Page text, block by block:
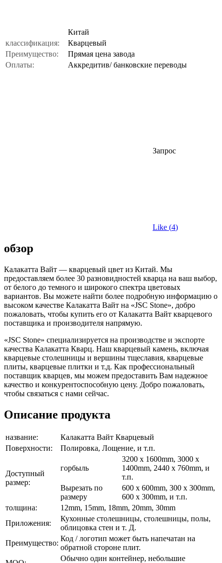
Китай
классификация:
Кварцевый
Преимущество:
Прямая цена завода
Оплаты:
Аккредитив/ банковские переводы
Запрос
Like (4)
обзор
Калакатта Вайт — кварцевый цвет из Китай. Мы
предоставляем более 30 разновидностей кварца на ваш выбор,
от белого до темного и широкого спектра цветовых
вариантов. Вы можете найти более подробную информацию о
высоком качестве Калакатта Вайт на «JSC Stone», добро
пожаловать, чтобы купить его от Калакатта Вайт кварцевого
поставщика и производителя напрямую.
«JSC Stone» специализируется на производстве и экспорте
качества Калакатта Кварц. Наш кварцевый камень, включая
кварцевые столешницы и вершины тщеславия, кварцевые
плиты, кварцевые плитки и т.д. Как профессиональный
поставщик кварцев, мы можем предоставить Вам надежное
качество и конкурентоспособную цену. Добро пожаловать,
чтобы связаться с нами сейчас.
Описание продукта
название:
Калакатта Вайт Кварцевый
Поверхности:
Полировка, Лощение, и т.п.
Доступный
размер:
горбыль
3200 x 1600mm, 3000 x
1400mm, 2440 x 760mm, и
т.п.
Вырезать по
размеру
600 x 600mm, 300 x 300mm,
600 x 300mm, и т.п.
толщина:
12mm, 15mm, 18mm, 20mm, 30mm
Приложения:
Кухонные столешницы, столешницы, полы,
облицовка стен и т. Д.
Преимущество:
Код / логотип может быть напечатан на
обратной стороне плит.
Обычно один контейнер, небольшие